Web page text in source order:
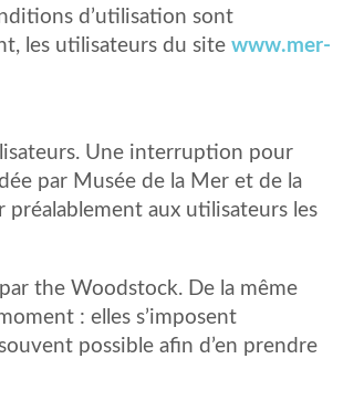
d’utilisation sont
les utilisateurs du site www.mer-
Une interruption pour
par Musée de la Mer et de la
préalablement aux utilisateurs les
the Woodstock. De la même
: elles s’imposent
possible afin d’en prendre